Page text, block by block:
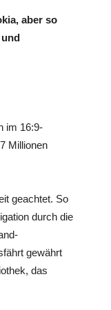
aber so
im 16:9-
Millionen
geachtet. So
durch die
gewährt
das